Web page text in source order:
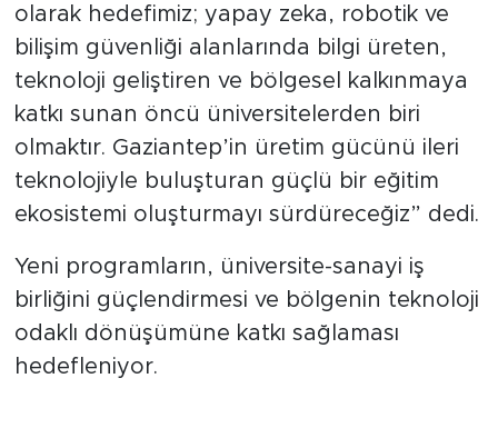
olarak hedefimiz; yapay zeka, robotik ve
bilişim güvenliği alanlarında bilgi üreten,
teknoloji geliştiren ve bölgesel kalkınmaya
katkı sunan öncü üniversitelerden biri
olmaktır. Gaziantep’in üretim gücünü ileri
teknolojiyle buluşturan güçlü bir eğitim
ekosistemi oluşturmayı sürdüreceğiz” dedi.
Yeni programların, üniversite-sanayi iş
birliğini güçlendirmesi ve bölgenin teknoloji
odaklı dönüşümüne katkı sağlaması
hedefleniyor.